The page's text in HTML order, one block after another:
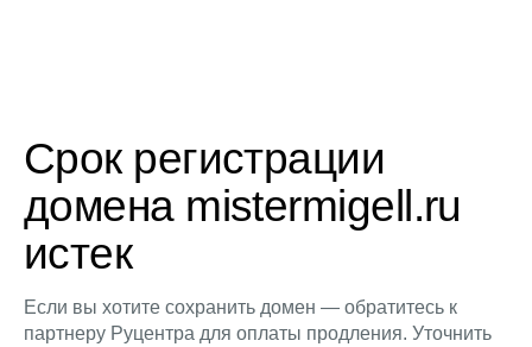
Срок регистрации
домена mistermigell.ru
истек
Если вы хотите сохранить домен — обратитесь к
партнеру Руцентра для оплаты продления. Уточнить